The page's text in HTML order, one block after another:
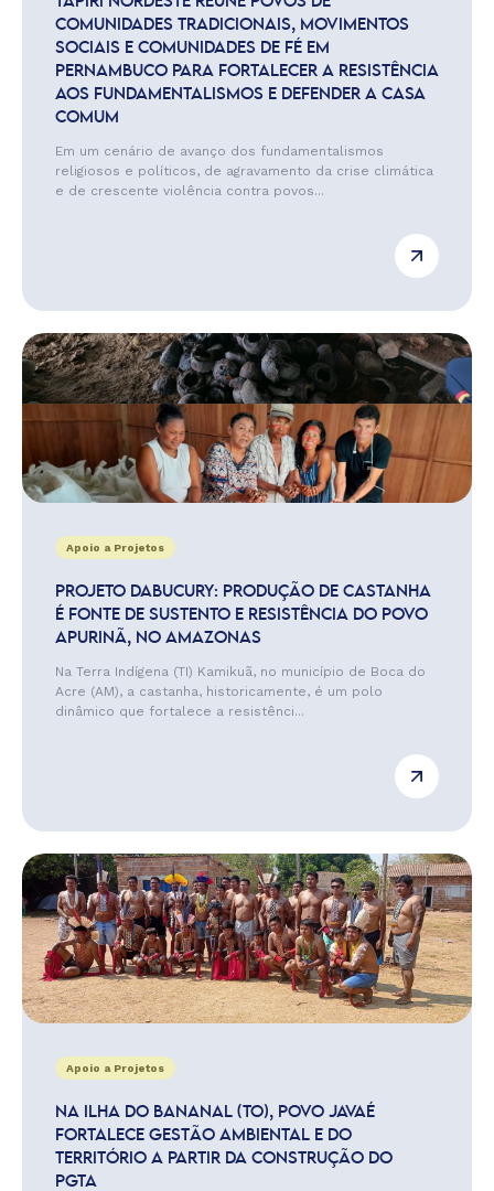
COMUNIDADES TRADICIONAIS, MOVIMENTOS
SOCIAIS E COMUNIDADES DE FÉ EM
PERNAMBUCO PARA FORTALECER A RESISTÊNCIA
AOS FUNDAMENTALISMOS E DEFENDER A CASA
COMUM
Em um cenário de avanço dos fundamentalismos
religiosos e políticos, de agravamento da crise climática
e de crescente violência contra povos...
Apoio a Projetos
PROJETO DABUCURY: PRODUÇÃO DE CASTANHA
É FONTE DE SUSTENTO E RESISTÊNCIA DO POVO
APURINÃ, NO AMAZONAS
Na Terra Indígena (TI) Kamikuã, no município de Boca do
Acre (AM), a castanha, historicamente, é um polo
dinâmico que fortalece a resistênci...
Apoio a Projetos
NA ILHA DO BANANAL (TO), POVO JAVAÉ
FORTALECE GESTÃO AMBIENTAL E DO
TERRITÓRIO A PARTIR DA CONSTRUÇÃO DO
PGTA